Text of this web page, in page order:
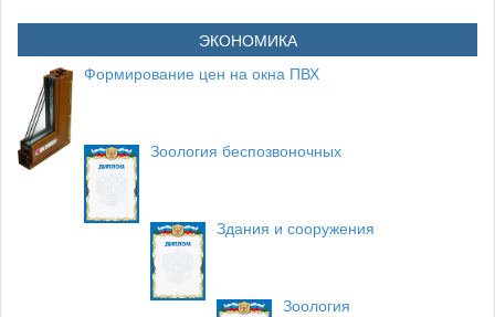
ЭКОНОМИКА
Формирование цен на окна ПВХ
Зоология беспозвоночных
Здания и сооружения
Зоология